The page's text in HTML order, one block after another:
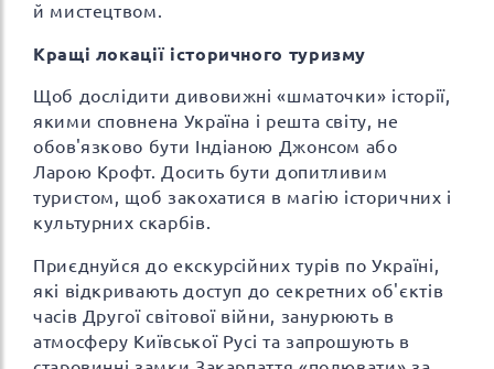
й мистецтвом.
Кращі локації історичного туризму
Щоб дослідити дивовижні «шматочки» історії,
якими сповнена Україна і решта світу, не
обов'язково бути Індіаною Джонсом або
Ларою Крофт. Досить бути допитливим
туристом, щоб закохатися в магію історичних і
культурних скарбів.
Приєднуйся до екскурсійних турів по Україні,
які відкривають доступ до секретних об'єктів
часів Другої світової війни, занурюють в
атмосферу Київської Русі та запрошують в